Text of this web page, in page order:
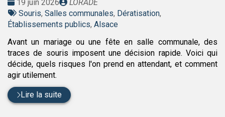
:
19 juin 2026
par
LORADÉ
Tags
:
Souris, Salles communales, Dératisation,
Établissements publics, Alsace
Avant un mariage ou une fête en salle communale, des
traces de souris imposent une décision rapide. Voici qui
décide, quels risques l'on prend en attendant, et comment
agir utilement.
Lire la suite